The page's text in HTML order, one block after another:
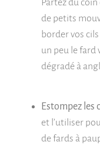
Partez du
de petits
border vos
un peu le fard
dégradé à
Estompez les
et l’utiliser
de fards à